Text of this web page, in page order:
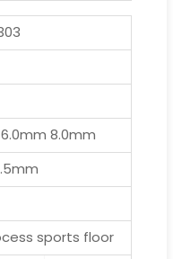
8.0mm
sports floor